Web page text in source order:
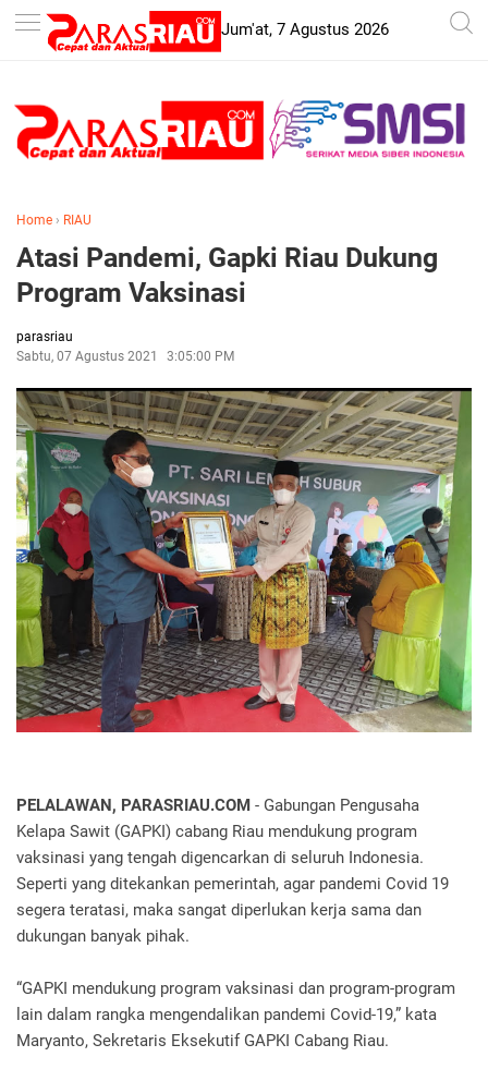
-->
Jum'at, 7 Agustus 2026
Home › RIAU
Atasi Pandemi, Gapki Riau Dukung
Program Vaksinasi
parasriau
Sabtu, 07 Agustus 2021
3:05:00 PM
PELALAWAN, PARASRIAU.COM - Gabungan Pengusaha
Kelapa Sawit (GAPKI) cabang Riau mendukung program
vaksinasi yang tengah digencarkan di seluruh Indonesia.
Seperti yang ditekankan pemerintah, agar pandemi Covid 19
segera teratasi, maka sangat diperlukan kerja sama dan
dukungan banyak pihak.
“GAPKI mendukung program vaksinasi dan program-program
lain dalam rangka mengendalikan pandemi Covid-19,” kata
Maryanto, Sekretaris Eksekutif GAPKI Cabang Riau.